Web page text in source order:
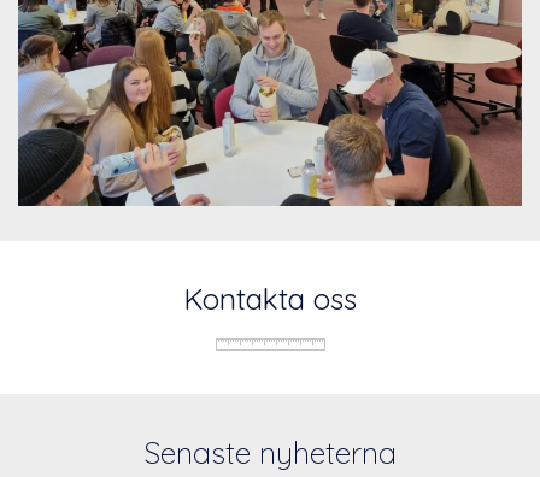
Kontakta oss
Senaste nyheterna